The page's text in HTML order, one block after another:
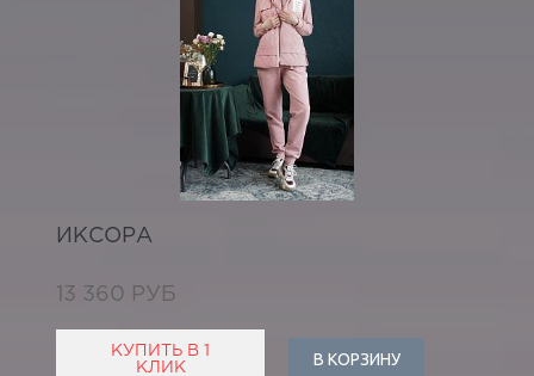
ИКСОРА
13 360 РУБ
КУПИТЬ В 1
КЛИК
В КОРЗИНУ